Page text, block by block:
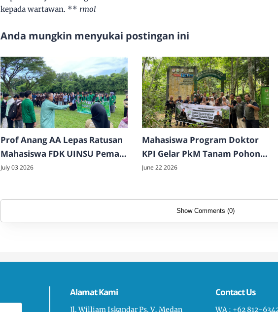
kepada wartawan. ** rmol
Anda mungkin menyukai postingan ini
Prof Anang AA Lepas Ratusan
Mahasiswa FDK UINSU Pema
di Dairi
July 03 2026
Mahasiswa Program Doktor
KPI Gelar PkM Tanam Pohon
di TNGL
June 22 2026
Show Comments (0)
Alamat Kami
Jl. William Iskandar Ps. V, Medan
Contact Us
WA : +62 812-